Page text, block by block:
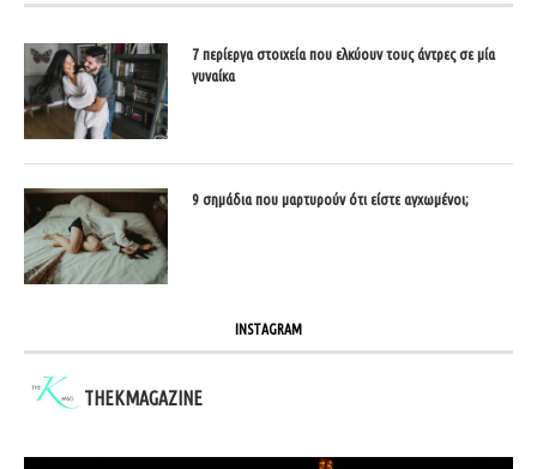
7 περίεργα στοιχεία που ελκύουν τους άντρες σε μία
γυναίκα
9 σημάδια που μαρτυρούν ότι είστε αγχωμένοι;
INSTAGRAM
THEKMAGAZINE